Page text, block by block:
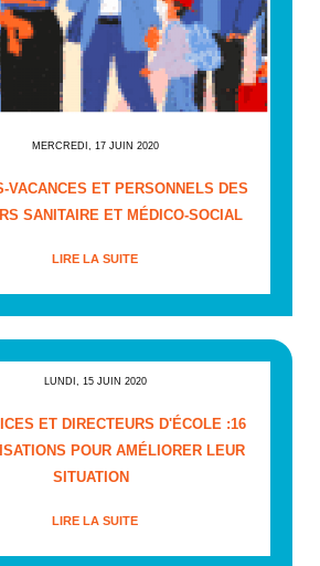
MERCREDI, 17 JUIN 2020
VACANCES ET PERSONNELS DES
SANITAIRE ET MÉDICO-SOCIAL
LIRE LA SUITE
LUNDI, 15 JUIN 2020
ET DIRECTEURS D'ÉCOLE :16
POUR AMÉLIORER LEUR
SITUATION
LIRE LA SUITE